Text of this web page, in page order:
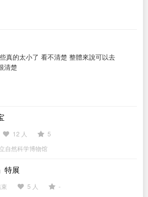
真的太小了 看不清楚 整體來說可以去
清楚
12 人
5
自然科学博物馆
特展
5 人
-